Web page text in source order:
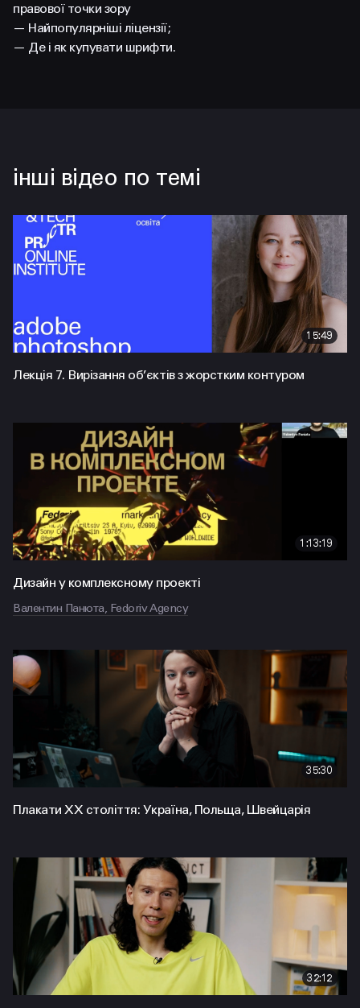
правової точки зору
— Найпопулярніші ліцензії;
— Де і як купувати шрифти.
інші відео по темі
15:49
Лекція 7. Вирізання об’єктів з жорстким контуром
1:13:19
Дизайн у комплексному проекті
Валентин Панюта, Fedoriv Agency
35:30
Плакати ХХ століття: Україна, Польща, Швейцарія
32:12